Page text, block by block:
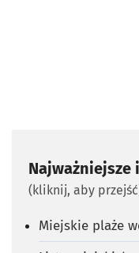
Najważniejsze
(kliknij, aby
Miejskie plaże